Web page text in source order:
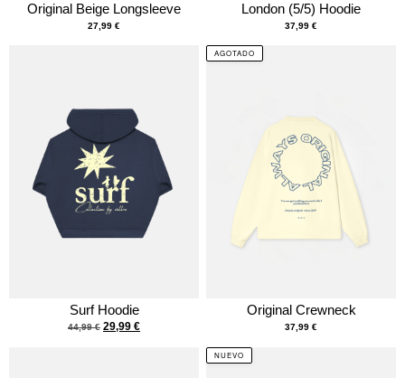
Original Beige Longsleeve
27,99 €
London (5/5) Hoodie
37,99 €
Surf Hoodie
44,99€ 29,99 €
AGOTADO
Original Crewneck
37,99 €
NUEVO